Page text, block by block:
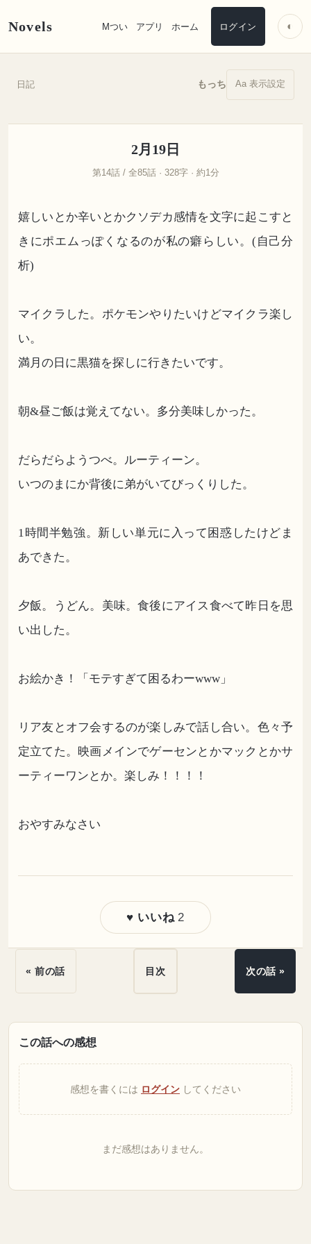
Novels Mつい アプリ ホーム ログイン ◐
日記 もっち Aa 表示設定
2月19日
第14話 / 全85話 · 328字 · 約1分
嬉しいとか辛いとかクソデカ感情を文字に起こすと
きにポエムっぽくなるのが私の癖らしい。(自己分
析)
マイクラした。ポケモンやりたいけどマイクラ楽し
い。
満月の日に黒猫を探しに行きたいです。
朝&昼ご飯は覚えてない。多分美味しかった。
だらだらようつべ。ルーティーン。
いつのまにか背後に弟がいてびっくりした。
1時間半勉強。新しい単元に入って困惑したけどま
あできた。
夕飯。うどん。美味。食後にアイス食べて昨日を思
い出した。
お絵かき！「モテすぎて困るわーwww」
リア友とオフ会するのが楽しみで話し合い。色々予
定立てた。映画メインでゲーセンとかマックとかサ
ーティーワンとか。楽しみ！！！！
おやすみなさい
♥ いいね 2
« 前の話 目次 次の話 »
この話への感想
感想を書くには ログイン してください
まだ感想はありません。